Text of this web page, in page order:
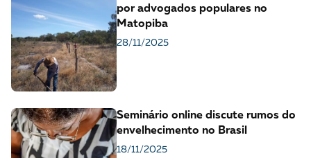
por advogados populares no
Matopiba
28/11/2025
Seminário online discute rumos do
envelhecimento no Brasil
18/11/2025